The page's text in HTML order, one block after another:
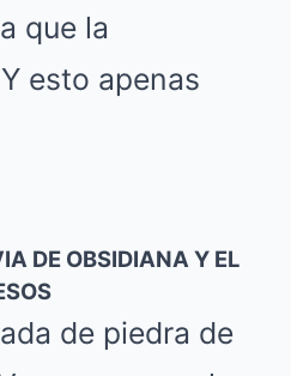
que la
esto apenas
DE OBSIDIANA Y EL
de piedra de